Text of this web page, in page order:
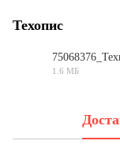
Техопис
1.6 МБ